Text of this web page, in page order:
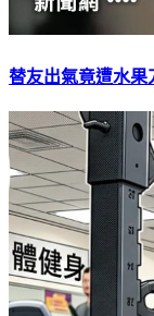
替友出氣竟遭水果